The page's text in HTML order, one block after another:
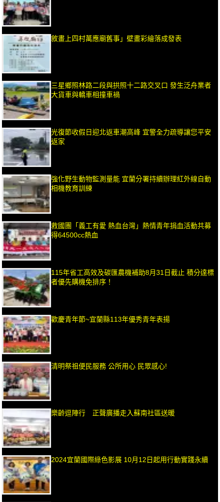
敘畫上四村萬應廟舊事」壁畫彩繪落成發表
三星鄉照林路二段與拱照十二路交叉口 發生泛舟業者
大貨車與轎車相撞車禍
光復節收假日迎北返車潮高峰 宜警全力疏導讓您平安
返家
強化野生動物監測量能 宜蘭分署持續辦理紅外線自動
相機教育訓練
救國團「義工有愛 熱血台灣」熱情青年捐血活動共募
得64500cc熱血
115年省工高效及碳匯農機補助8月31日截止 積分達標
者優先購機免排序！
歡慶青年節~宜蘭縣113年優秀青年表揚
清明祭祖便民服務 公所用心 民眾感心!
樂齡逗陣行 正聲廣播走入蘇南社區送暖
2024宜蘭國際綠色影展 10月12日起用行動實踐永續